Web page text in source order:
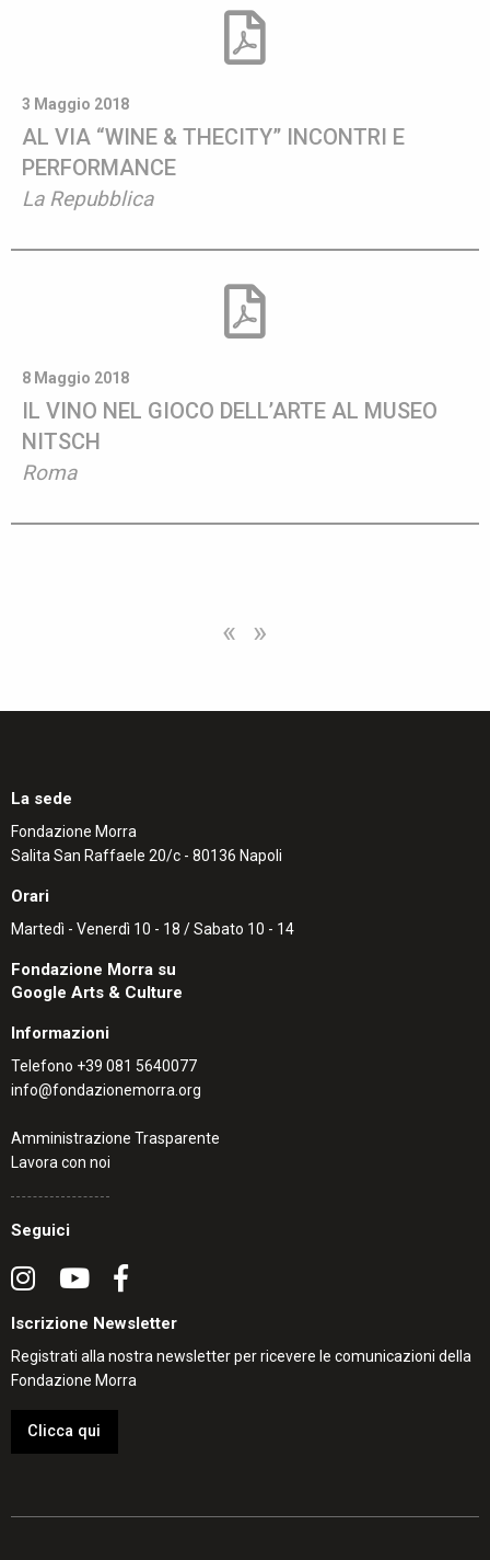
3 Maggio 2018
AL VIA “WINE & THECITY” INCONTRI E
PERFORMANCE
La Repubblica
8 Maggio 2018
IL VINO NEL GIOCO DELL’ARTE AL MUSEO
NITSCH
Roma
« »
La sede
Fondazione Morra
Salita San Raffaele 20/c - 80136 Napoli
Orari
Martedì - Venerdì 10 - 18 / Sabato 10 - 14
Fondazione Morra su
Google Arts & Culture
Informazioni
Telefono +39 081 5640077
info@fondazionemorra.org
Amministrazione Trasparente
Lavora con noi
Seguici
Iscrizione Newsletter
Registrati alla nostra newsletter per ricevere le comunicazioni della
Fondazione Morra
Clicca qui